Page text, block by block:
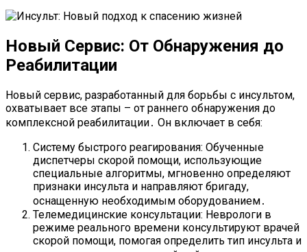
Новый Сервис: От Обнаружения до
Реабилитации
Новый сервис, разработанный для борьбы с инсультом,
охватывает все этапы – от раннего обнаружения до
комплексной реабилитации․ Он включает в себя:
Систему быстрого реагирования: Обученные
диспетчеры скорой помощи, использующие
специальные алгоритмы, мгновенно определяют
признаки инсульта и направляют бригаду,
оснащенную необходимым оборудованием․
Телемедицинские консультации: Неврологи в
режиме реального времени консультируют врачей
скорой помощи, помогая определить тип инсульта и